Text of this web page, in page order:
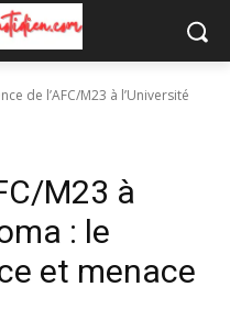
de l’AFC/M23 à l’Université
M23 à
: le
et menace